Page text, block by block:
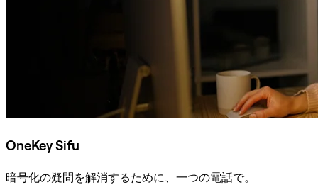
OneKey Sifu
暗号化の疑問を解消するために、一つの電話で。